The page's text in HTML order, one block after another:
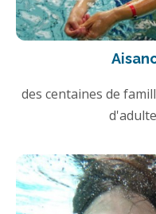
des centaines de